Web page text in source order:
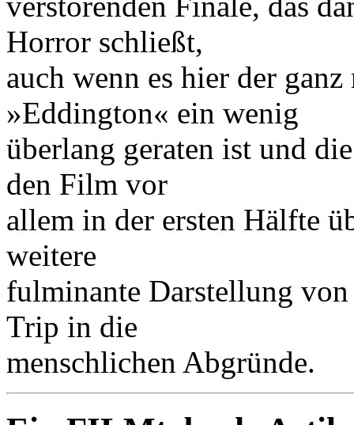
Horror schließt,
auch wenn es hier der
»Eddington« ein wenig
überlang geraten ist und
den Film vor
allem in der ersten Hälfte
weitere
fulminante Darstellung
Trip in die
menschlichen Abgründe.